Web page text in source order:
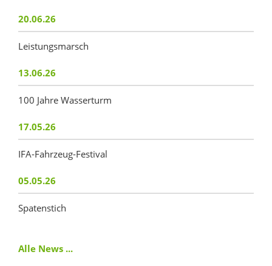
20.06.26
Leistungsmarsch
13.06.26
100 Jahre Wasserturm
17.05.26
IFA-Fahrzeug-Festival
05.05.26
Spatenstich
Alle News ...